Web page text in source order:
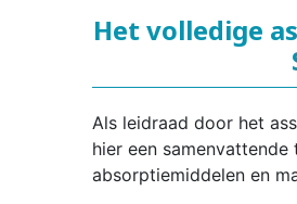
Het volledige
Als leidraad door het
hier een
absorptiemiddelen en